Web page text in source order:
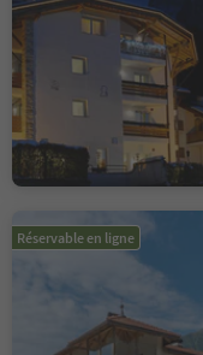
Réservable en ligne